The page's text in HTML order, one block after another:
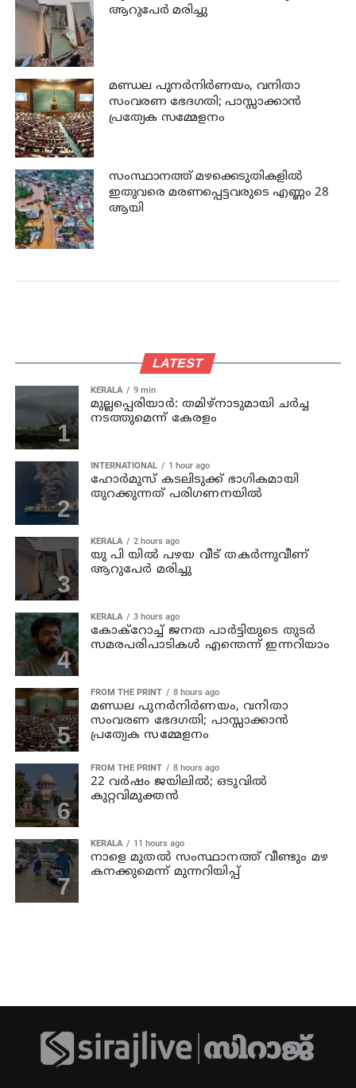
ആറുപേര്‍ മരിച്ചു
മണ്ഡല പുനർനിർണയം, വനിതാ
സംവരണ ഭേദഗതി; പാസ്സാക്കാൻ
പ്രത്യേക സമ്മേളനം
സംസ്ഥാനത്ത് മഴക്കെടുതികളില്‍
ഇതുവരെ മരണപ്പെട്ടവരുടെ എണ്ണം 28
ആയി
LATEST
KERALA 9 min
മുല്ലപ്പെരിയാര്‍: തമിഴ്‌നാടുമായി ചര്‍ച്ച
നടത്തുമെന്ന് കേരളം
INTERNATIONAL 1 hour ago
ഹോര്‍മുസ് കടലിടുക്ക് ഭാഗികമായി
തുറക്കുന്നത് പരിഗണനയില്‍
KERALA 2 hours ago
യു പി യില്‍ പഴയ വീട് തകര്‍ന്നുവീണ്
ആറുപേര്‍ മരിച്ചു
KERALA 3 hours ago
കോക്റോച്ച് ജനത പാര്‍ട്ടിയുടെ തുടര്‍
സമരപരിപാടികള്‍ എന്തെന്ന് ഇന്നറിയാം
FROM THE PRINT 8 hours ago
മണ്ഡല പുനർനിർണയം, വനിതാ
സംവരണ ഭേദഗതി; പാസ്സാക്കാൻ
പ്രത്യേക സമ്മേളനം
FROM THE PRINT 8 hours ago
22 വർഷം ജയിലിൽ; ഒടുവിൽ
കുറ്റവിമുക്തൻ
KERALA 11 hours ago
നാളെ മുതല്‍ സംസ്ഥാനത്ത് വീണ്ടും മഴ
കനക്കുമെന്ന് മുന്നറിയിപ്പ്